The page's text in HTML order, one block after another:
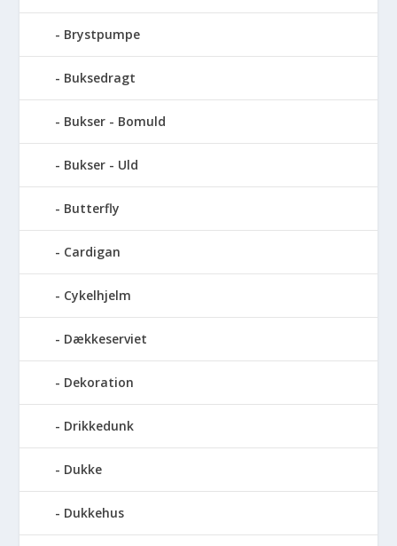
Brystpumpe
Buksedragt
Bukser - Bomuld
Bukser - Uld
Butterfly
Cardigan
Cykelhjelm
Dækkeserviet
Dekoration
Drikkedunk
Dukke
Dukkehus